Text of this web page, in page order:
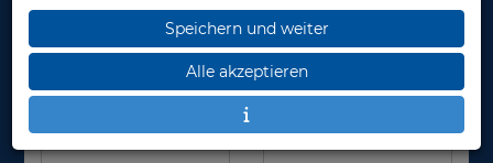
Speichern und weiter
Alle akzeptieren